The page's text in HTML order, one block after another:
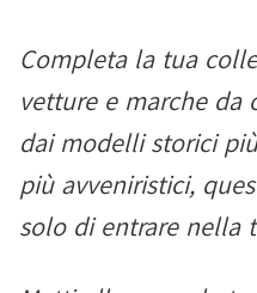
Completa la tua
vetture e marche da
dai modelli storici
più avveniristici,
solo di entrare nella